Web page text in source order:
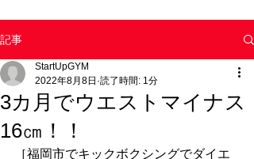
記事
3カ月でウエストマイナス
16㎝！！
StartUpGYM
2022年8月8日 読了時間: 1分
［福岡市でキックボクシングでダイエ